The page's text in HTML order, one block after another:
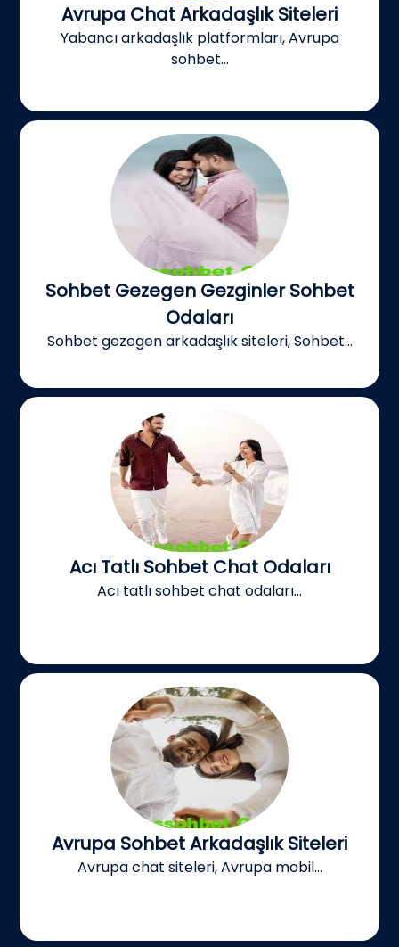
Avrupa Chat Arkadaşlık Siteleri
Yabancı arkadaşlık platformları, Avrupa
sohbet...
Sohbet Gezegen Gezginler Sohbet
Odaları
Sohbet gezegen arkadaşlık siteleri, Sohbet...
Acı Tatlı Sohbet Chat Odaları
Acı tatlı sohbet chat odaları...
Avrupa Sohbet Arkadaşlık Siteleri
Avrupa chat siteleri, Avrupa mobil...